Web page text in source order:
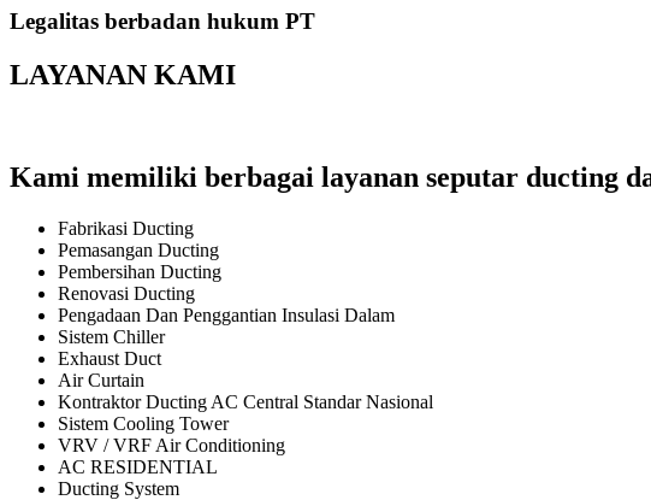
Legalitas berbadan hukum PT
LAYANAN KAMI
Kami memiliki berbagai layanan seputar ducting
Fabrikasi Ducting
Pemasangan Ducting
Pembersihan Ducting
Renovasi Ducting
Pengadaan Dan Penggantian Insulasi Dalam
Sistem Chiller
Exhaust Duct
Air Curtain
Kontraktor Ducting AC Central Standar Nasional
Sistem Cooling Tower
VRV / VRF Air Conditioning
AC RESIDENTIAL
Ducting System